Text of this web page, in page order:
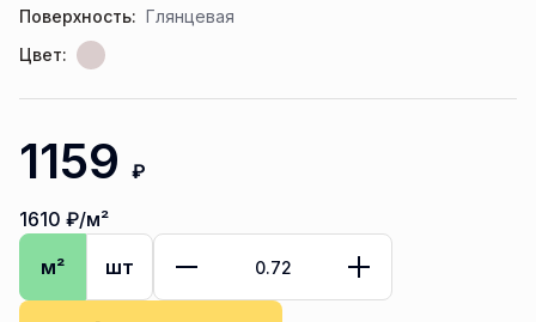
Поверхность: Глянцевая
Цвет:
1159 ₽
1610 ₽/м²
м²
шт